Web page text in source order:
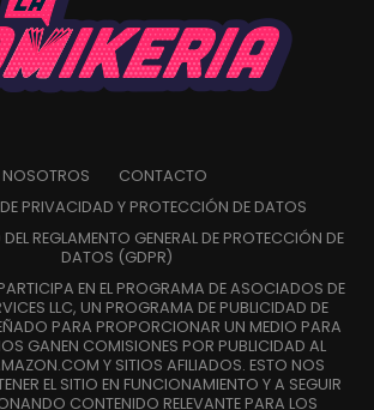
NOSOTROS
CONTACTO
PRIVACIDAD Y PROTECCIÓN DE DATOS
REGLAMENTO GENERAL DE PROTECCIÓN DE
DATOS (GDPR)
EN EL PROGRAMA DE ASOCIADOS DE
LLC, UN PROGRAMA DE PUBLICIDAD DE
PARA PROPORCIONAR UN MEDIO PARA
GANEN COMISIONES POR PUBLICIDAD AL
Y SITIOS AFILIADOS. ESTO NOS
EL SITIO EN FUNCIONAMIENTO Y A SEGUIR
CONTENIDO RELEVANTE PARA LOS